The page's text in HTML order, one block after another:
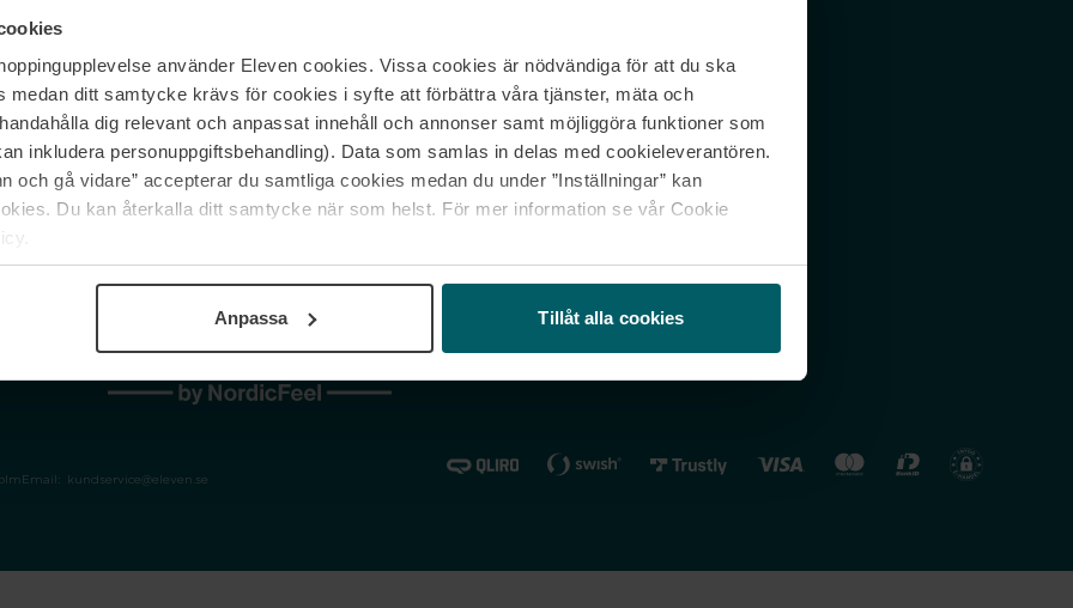
använder Eleven cookies. Vissa cookies är nödvändiga för att du ska
medan ditt samtycke krävs för cookies i syfte att förbättra våra tjänster, mäta och
dig relevant och anpassat innehåll och annonser samt möjliggöra funktioner som
inkludera personuppgiftsbehandling). Data som samlas in delas med cookieleverantören.
och gå vidare” accepterar du samtliga cookies medan du under ”Inställningar” kan
Du kan återkalla ditt samtycke när som helst. För mer information se vår Cookie
Anpassa Tillåt alla cookies
Om oss
Jobba hos oss
Våra varumärken
Kontakta oss
Vanliga frågor & svar
Spåra min beställning
reklamationer
Nordicfeel SE
Nordicfeel FI
Nordicfeel NO
Email: kundservice@eleven.se